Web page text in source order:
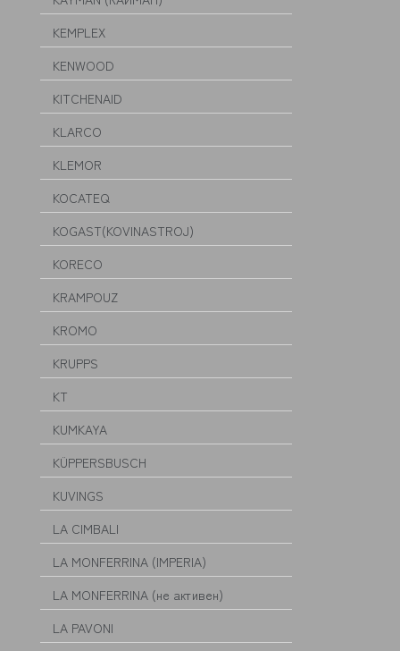
KEMPLEX
KENWOOD
KITCHENAID
KLARCO
KLEMOR
KOCATEQ
KOGAST(KOVINASTROJ)
KORECO
KRAMPOUZ
KROMO
KRUPPS
KT
KUMKAYA
KÜPPERSBUSCH
KUVINGS
LA CIMBALI
LA MONFERRINA (IMPERIA)
LA MONFERRINA (не активен)
LA PAVONI